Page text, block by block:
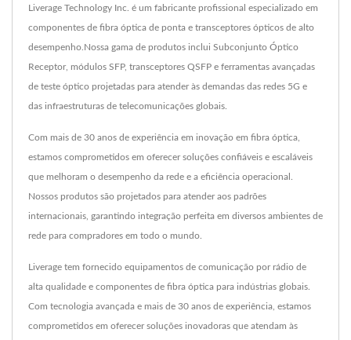
Liverage Technology Inc. é um fabricante profissional especializado em
componentes de fibra óptica de ponta e transceptores ópticos de alto
desempenho.Nossa gama de produtos inclui Subconjunto Óptico
Receptor, módulos SFP, transceptores QSFP e ferramentas avançadas
de teste óptico projetadas para atender às demandas das redes 5G e
das infraestruturas de telecomunicações globais.
Com mais de 30 anos de experiência em inovação em fibra óptica,
estamos comprometidos em oferecer soluções confiáveis e escaláveis
que melhoram o desempenho da rede e a eficiência operacional.
Nossos produtos são projetados para atender aos padrões
internacionais, garantindo integração perfeita em diversos ambientes de
rede para compradores em todo o mundo.
Liverage tem fornecido equipamentos de comunicação por rádio de
alta qualidade e componentes de fibra óptica para indústrias globais.
Com tecnologia avançada e mais de 30 anos de experiência, estamos
comprometidos em oferecer soluções inovadoras que atendam às